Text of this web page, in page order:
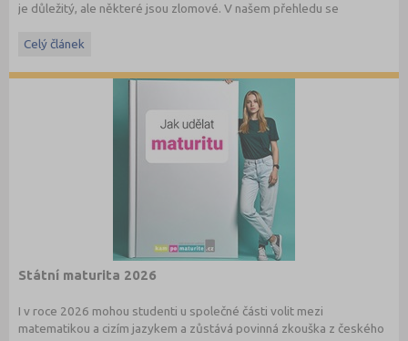
je důležitý, ale některé jsou zlomové. V našem přehledu se
Celý článek
Státní maturita 2026
I v roce 2026 mohou studenti u společné části volit mezi
matematikou a cizím jazykem a zůstává povinná zkouška z českého